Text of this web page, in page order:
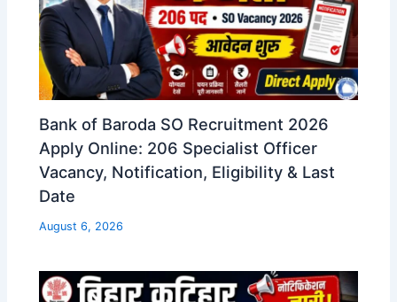
Bank of Baroda SO Recruitment 2026
Apply Online: 206 Specialist Officer
Vacancy, Notification, Eligibility & Last
Date
August 6, 2026